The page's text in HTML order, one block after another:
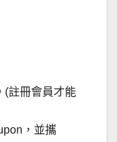
(註冊會員才能
，並攜